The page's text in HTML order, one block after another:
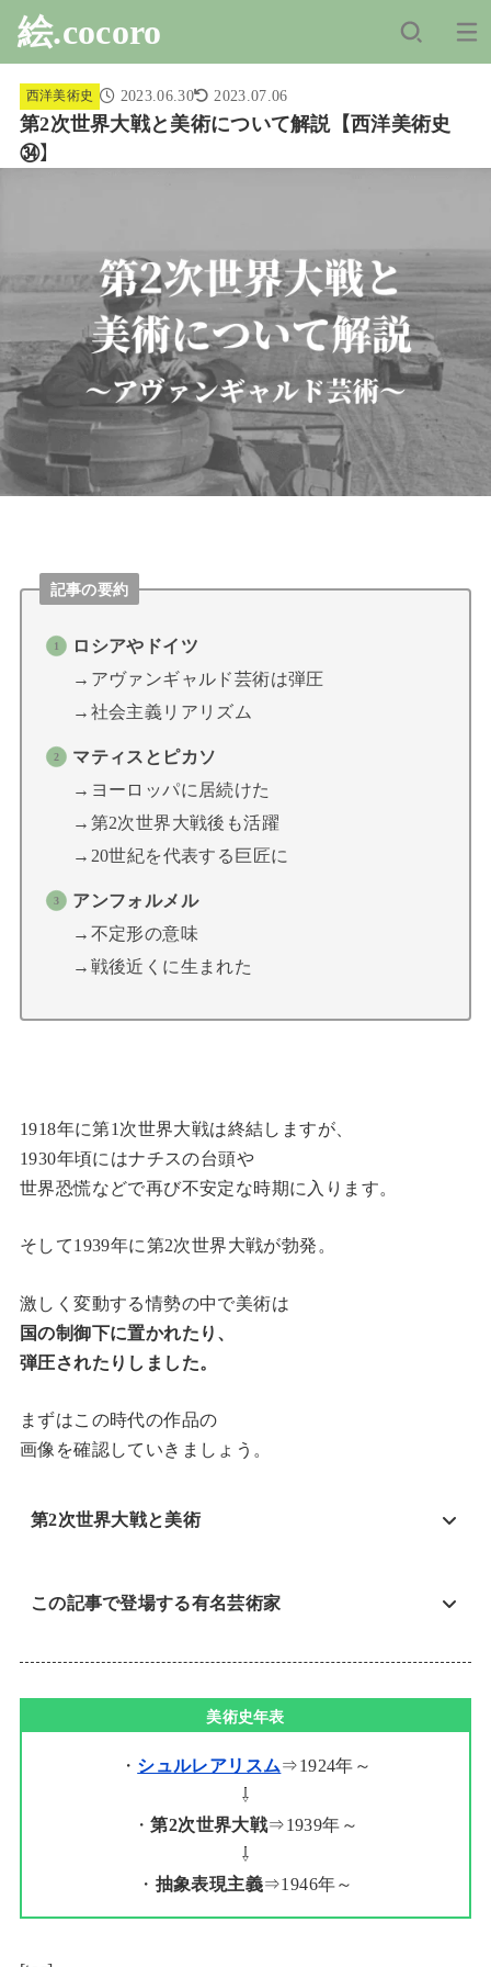
絵.cocoro
西洋美術史 2023.06.30 2023.07.06
第2次世界大戦と美術について解説【西洋美術史
㉞】
記事の要約
ロシアやドイツ
→アヴァンギャルド芸術は弾圧
→社会主義リアリズム
マティスとピカソ
→ヨーロッパに居続けた
→第2次世界大戦後も活躍
→20世紀を代表する巨匠に
アンフォルメル
→不定形の意味
→戦後近くに生まれた
1918年に第1次世界大戦は終結しますが、
1930年頃にはナチスの台頭や
世界恐慌などで再び不安定な時期に入ります。
そして1939年に第2次世界大戦が勃発。
激しく変動する情勢の中で美術は
国の制御下に置かれたり、
弾圧されたりしました。
まずはこの時代の作品の
画像を確認していきましょう。
第2次世界大戦と美術
この記事で登場する有名芸術家
美術史年表
・ シュルレアリスム⇒1924年～
⇩
・第2次世界大戦⇒1939年～
⇩
・ 抽象表現主義⇒1946年～